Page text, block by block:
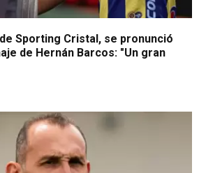
Sporting Cristal, se pronunció
de Hernán Barcos: "Un gran